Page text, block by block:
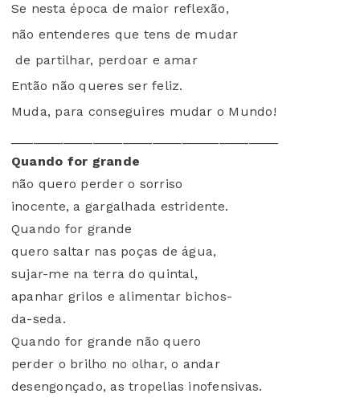
Se nesta época de maior reflexão,
não entenderes que tens de mudar
de partilhar, perdoar e amar
Então não queres ser feliz.
Muda, para conseguires mudar o Mundo!
Quando for grande
não quero perder o sorriso
inocente, a gargalhada estridente.
Quando for grande
quero saltar nas poças de água,
sujar-me na terra do quintal,
apanhar grilos e alimentar bichos-
da-seda.
Quando for grande não quero
perder o brilho no olhar, o andar
desengonçado, as tropelias inofensivas.